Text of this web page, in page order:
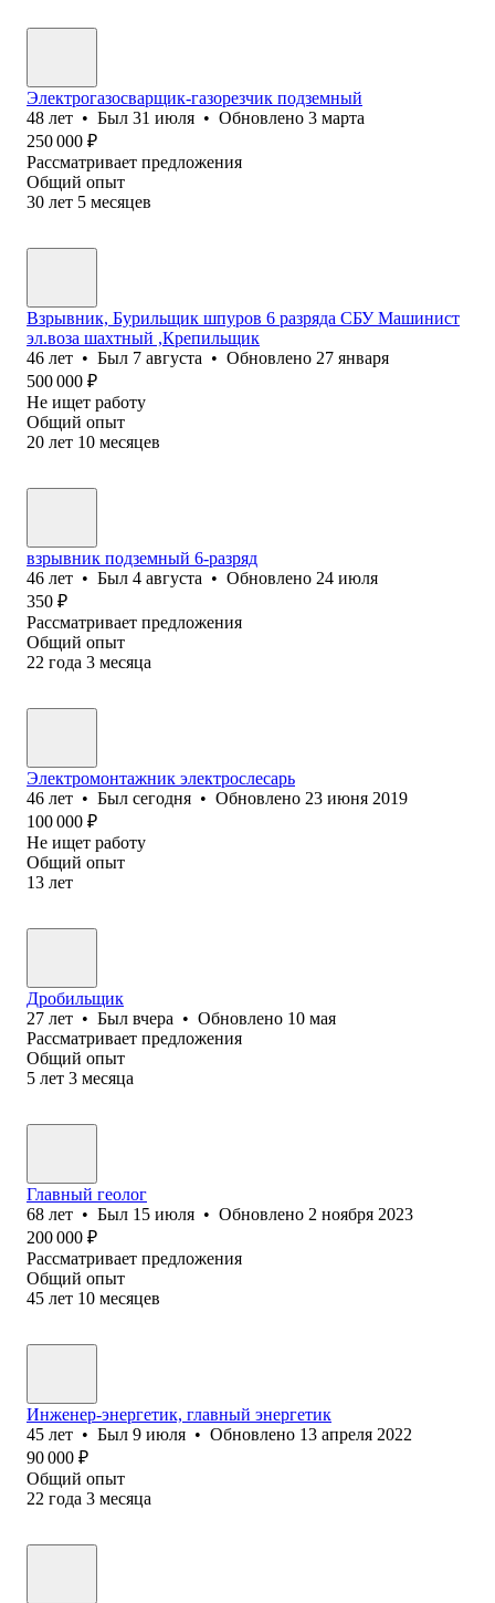
Электрогазосварщик-газорезчик подземный
48 лет • Был 31 июля • Обновлено 3 марта
250 000 ₽
Рассматривает предложения
Общий опыт
30 лет 5 месяцев
Взрывник, Бурильщик шпуров 6 разряда СБУ Машинист
эл.воза шахтный ,Крепильщик
46 лет • Был 7 августа • Обновлено 27 января
500 000 ₽
Не ищет работу
Общий опыт
20 лет 10 месяцев
взрывник подземный 6-разряд
46 лет • Был 4 августа • Обновлено 24 июля
350 ₽
Рассматривает предложения
Общий опыт
22 года 3 месяца
Электромонтажник электрослесарь
46 лет • Был сегодня • Обновлено 23 июня 2019
100 000 ₽
Не ищет работу
Общий опыт
13 лет
Дробильщик
27 лет • Был вчера • Обновлено 10 мая
Рассматривает предложения
Общий опыт
5 лет 3 месяца
Главный геолог
68 лет • Был 15 июля • Обновлено 2 ноября 2023
200 000 ₽
Рассматривает предложения
Общий опыт
45 лет 10 месяцев
Инженер-энергетик, главный энергетик
45 лет • Был 9 июля • Обновлено 13 апреля 2022
90 000 ₽
Общий опыт
22 года 3 месяца